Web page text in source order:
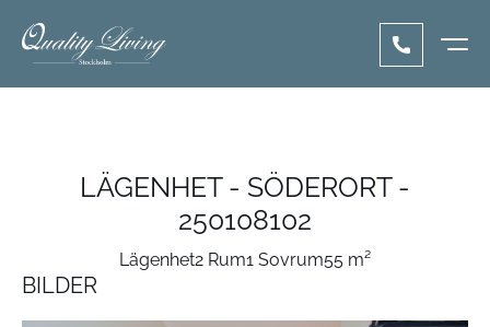
LÄGENHET - SÖDERORT -
250108102
Lägenhet2 Rum1 Sovrum55 m²
BILDER